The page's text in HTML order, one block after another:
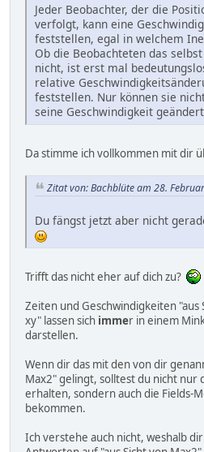
Jeder Beobachter, der die
verfolgt, kann eine
feststellen, egal in welchem
Ob die Beobachteten das
nicht, ist erst mal
relative
feststellen. Nur können sie
seine Geschwindigkeit
Da stimme ich vollkommen mit dir
Zitat von: Bachblüte am 28.
Du fängst jetzt aber nicht
Trifft das nicht eher auf dich zu?
Zeiten und Geschwindigkeiten "aus
xy" lassen sich immer in einem
darstellen.
Wenn dir das mit den von dir
Max2" gelingt, solltest du nicht nur
erhalten, sondern auch die Fields-
bekommen.
Ich verstehe auch nicht, weshalb